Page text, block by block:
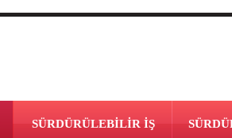
SÜRDÜRÜLEBİLİR İŞ